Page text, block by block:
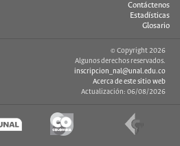
Contáctenos
Estadísticas
Glosario
© Copyright 2026
Algunos derechos reservados.
inscripcion_nal@unal.edu.co
Acerca de este sitio web
Actualización: 06/08/2026